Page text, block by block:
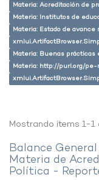
Materia: Acreditación de
Materia: Institutos de
Materia: Estado de avance
Materia: Buenas
Materia: http://purl.org/pe-
Mostrando ítems 1-1
Balance
Materia de
Política -